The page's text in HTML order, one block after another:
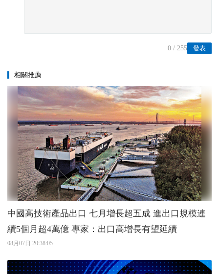
發表
0 / 255
相關推薦
中國高技術產品出口 七月增長超五成 進出口規模連
續5個月超4萬億 專家：出口高增長有望延續
08月07日 20:38:05